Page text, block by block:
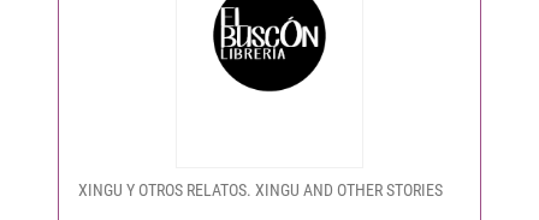
XINGU Y OTROS RELATOS. XINGU AND OTHER STORIES